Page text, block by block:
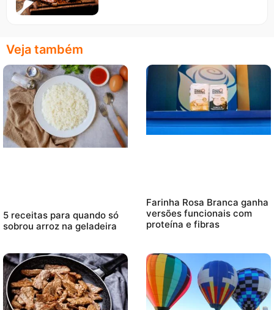
Veja também
5 receitas para quando só
sobrou arroz na geladeira
Farinha Rosa Branca ganha
versões funcionais com
proteína e fibras